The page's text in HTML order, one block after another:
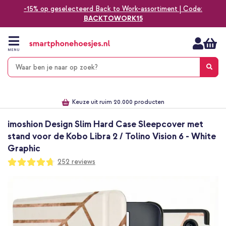
-15% op geselecteerd Back to Work-assortiment | Code:
BACKTOWORK15
naar
inhoud
MENU
Keuze uit ruim 20.000 producten
imoshion Design Slim Hard Case Sleepcover met
stand voor de Kobo Libra 2 / Tolino Vision 6 - White
Graphic
Waardering:
94
100
252 reviews
het
einde